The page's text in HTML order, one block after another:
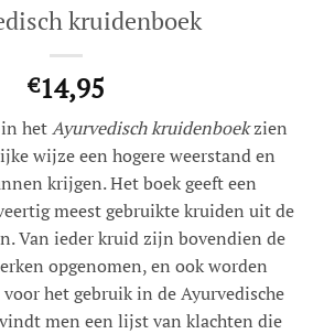
kruidenboek
€14,95
hetAyurvedisch kruidenboekzien
wijze een hogere weerstand en
krijgen. Het boek geeft een
meest gebruikte kruiden uit de
Van ieder kruid zijn bovendien de
opgenomen, en ook worden
het gebruik in de Ayurvedische
men een lijst van klachten die